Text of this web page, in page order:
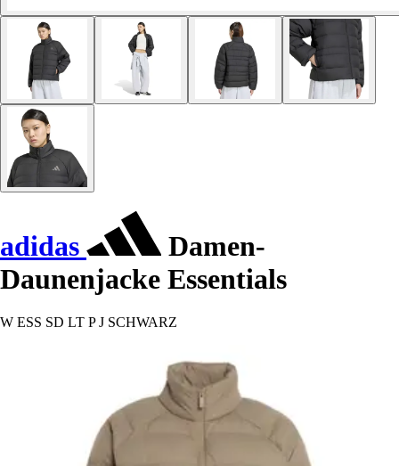
adidas
Damen-
Daunenjacke Essentials
W ESS SD LT P J SCHWARZ